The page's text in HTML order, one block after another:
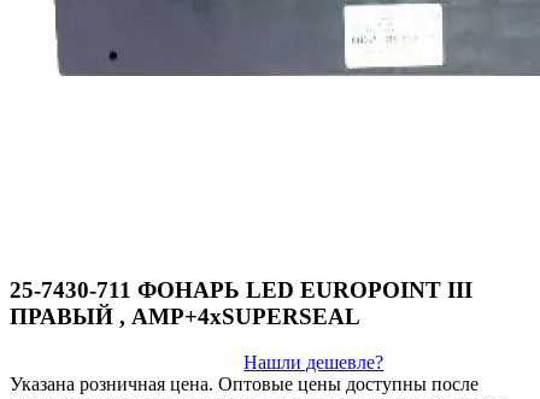
25-7430-711 ФОНАРЬ LED EUROPOINT III
ПРАВЫЙ , AMP+4хSUPERSEAL
Нашли дешевле?
Указана розничная цена. Оптовые цены доступны после